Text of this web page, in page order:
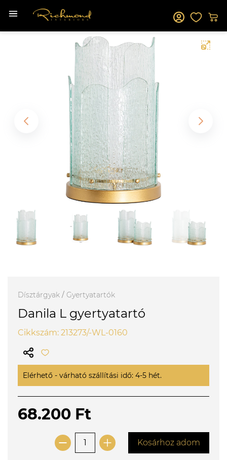
Dísztárgyak / Gyertyatartók
Danila L gyertyatartó
Cikkszám: 213273/-WL-0160
Elérhető - várható szállítási idő: 4-5 hét.
68.200 Ft
Kosárhoz adom